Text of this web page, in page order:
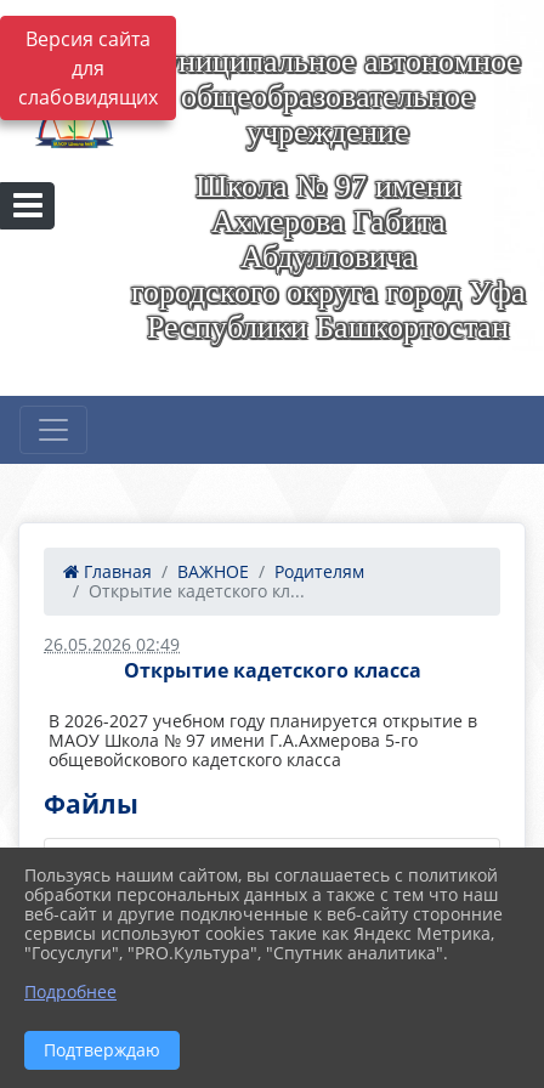
Версия сайта
для
слабовидящих
Муниципальное автономное
общеобразовательное
учреждение
Школа № 97 имени
Ахмерова Габита
Абдулловича
городского округа город Уфа
Республики Башкортостан
Главная ВАЖНОЕ
Родителям
Открытие кадетского кл...
26.05.2026 02:49
Открытие кадетского класса
В 2026-2027 учебном году планируется открытие в
МАОУ Школа № 97 имени Г.А.Ахмерова 5-го
общевойскового кадетского класса
Файлы
Проект учебного плана 5-го
кадетского класса (236.4 KiB)
деятельность (321.6 KiB)
Пользуясь нашим сайтом, вы соглашаетесь с политикой
обработки персональных данных а также с тем что наш
веб-сайт и другие подключенные к веб-сайту сторонние
сервисы используют cookies такие как Яндекс Метрика,
"Госуслуги", "PRO.Культура", "Спутник аналитика".
Подробнее
Подтверждаю